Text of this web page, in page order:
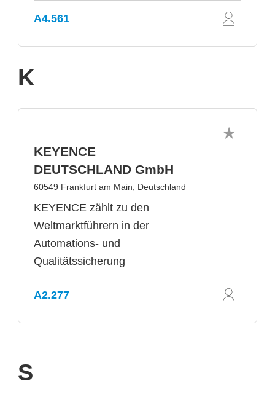
A4.561
K
KEYENCE
DEUTSCHLAND GmbH
60549 Frankfurt am Main, Deutschland
KEYENCE zählt zu den
Weltmarktführern in der
Automations- und
Qualitätssicherung
A2.277
S